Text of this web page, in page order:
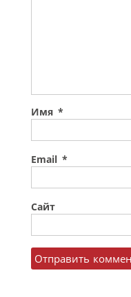
Имя *
Email *
Сайт